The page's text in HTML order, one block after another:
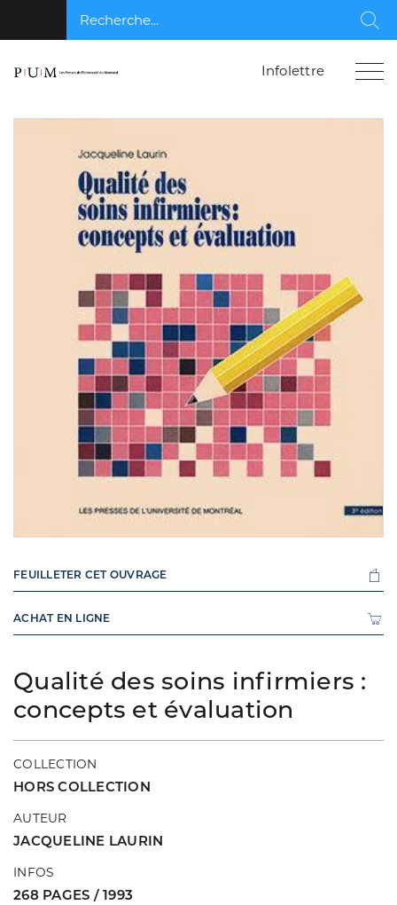
Recherche...
Infolettre
Qualité des soins infirmiers :
concepts et évaluation
COLLECTION
HORS COLLECTION
AUTEUR
JACQUELINE LAURIN
INFOS
268 PAGES / 1993
FEUILLETER CET OUVRAGE
ACHAT EN LIGNE